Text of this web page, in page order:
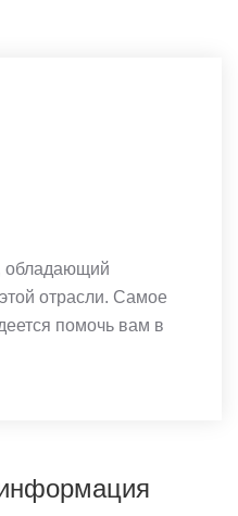
обладающий
отрасли. Самое
помочь вам в